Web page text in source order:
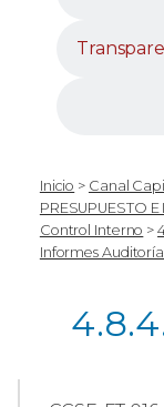
Inicio > Canal
PRESUPUESTO
Control Interno >
Informes